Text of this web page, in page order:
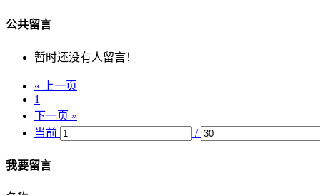
公共留言
暂时还没有人留言！
« 上一页
1
下一页 »
当前
/
我要留言